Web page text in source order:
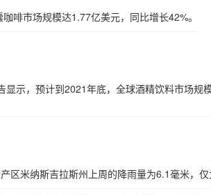
啡市场规模达1.77亿美元，同比增长42%。
显示，预计到2021年底，全球酒精饮料市场
区米纳斯吉拉斯州上周的降雨量为6.1毫米，仅